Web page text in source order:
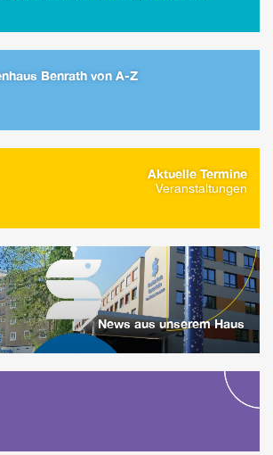
Benrath von A-Z
Aktuelle Termine
Veranstaltungen
News aus unserem Haus